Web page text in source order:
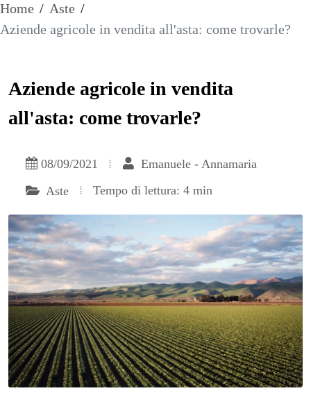
Home / Aste /
Aziende agricole in vendita all'asta: come trovarle?
Aziende agricole in vendita
all'asta: come trovarle?
08/09/2021
Emanuele - Annamaria
Aste
Tempo di lettura: 4 min